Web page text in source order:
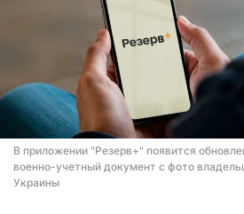
В приложении "Резерв+" появится
военно-учетный документ с фото
Украины